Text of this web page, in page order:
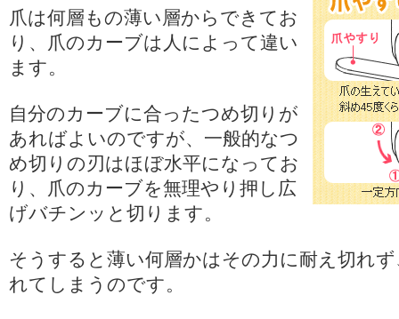
爪は何層もの薄い層からできてお
り、爪のカーブは人によって違い
ます。
自分のカーブに合ったつめ切りが
あればよいのですが、一般的なつ
め切りの刃はほぼ水平になってお
り、爪のカーブを無理やり押し広
げバチンッと切ります。
そうすると薄い何層かはその力に耐え切れ
れてしまうのです。